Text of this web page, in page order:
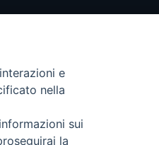
e
nella
sui
la